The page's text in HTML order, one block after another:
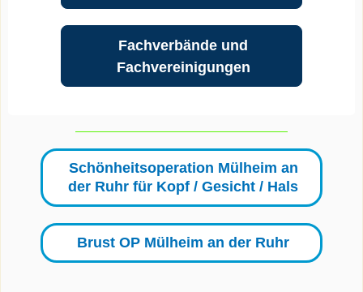
Fachverbände und
Fachvereinigungen
Schönheitsoperation Mülheim an
der Ruhr für Kopf / Gesicht / Hals
Brust OP Mülheim an der Ruhr